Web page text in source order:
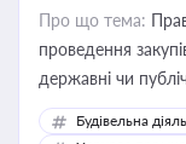
Про що тема:
проведення
державні чи
Будівельна